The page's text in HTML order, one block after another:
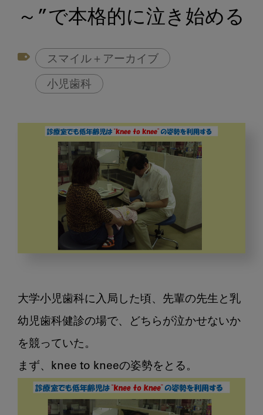
～”で本格的に泣き始める
スマイル＋アーカイブ
小児歯科
じ
り
先
生
の
小
大学小児歯科に入局した頃、先輩の先生と乳
幼児歯科健診の場で、どちらが泣かせないか
を競っていた。